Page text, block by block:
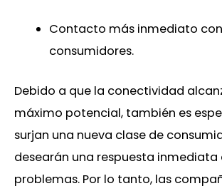
Contacto más inmediato
consumidores.
Debido a que la conectividad
máximo potencial, también es
surjan una nueva clase de
desearán una respuesta inmediata
problemas. Por lo tanto, las